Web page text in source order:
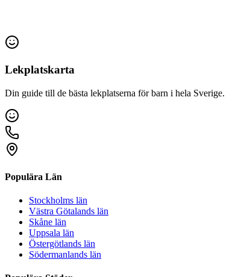
Lekplatskarta
Din guide till de bästa lekplatserna för barn i hela Sverige.
Populära Län
Stockholms län
Västra Götalands län
Skåne län
Uppsala län
Östergötlands län
Södermanlands län